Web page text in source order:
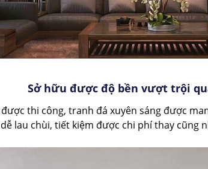
Sở hữu được độ bền vượt trội
thi công, tranh đá xuyên sáng được
lau chùi, tiết kiệm được chi phí thay cũng